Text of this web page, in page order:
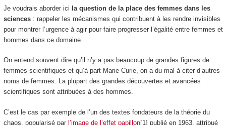
Je voudrais aborder ici la question de la place des femmes dans les
sciences: rappeler les mécanismes qui contribuent à les rendre invisibles
pour montrer l’urgence à agir pour faire progresser l’égalité entre femmes et
hommes dans ce domaine.
On entend souvent dire qu’il n’y a pas beaucoup de grandes figures de
femmes scientifiques et qu’à part Marie Curie, on a du mal à citer d’autres
noms de femmes. La plupart des grandes découvertes et avancées
scientifiques sont attribuées à des hommes.
C’est le cas par exemple de l’un des textes fondateurs de la théorie du
chaos, popularisé parl’image de l’effet papillon[1] publié en 1963, attribué